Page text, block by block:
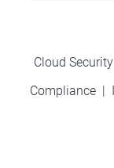
Cloud Security
Compliance|